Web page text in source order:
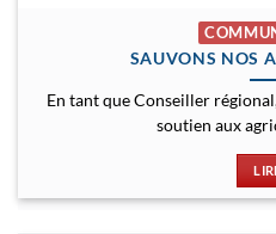
SAUVONS NOS
En tant que Conseiller
soutien aux